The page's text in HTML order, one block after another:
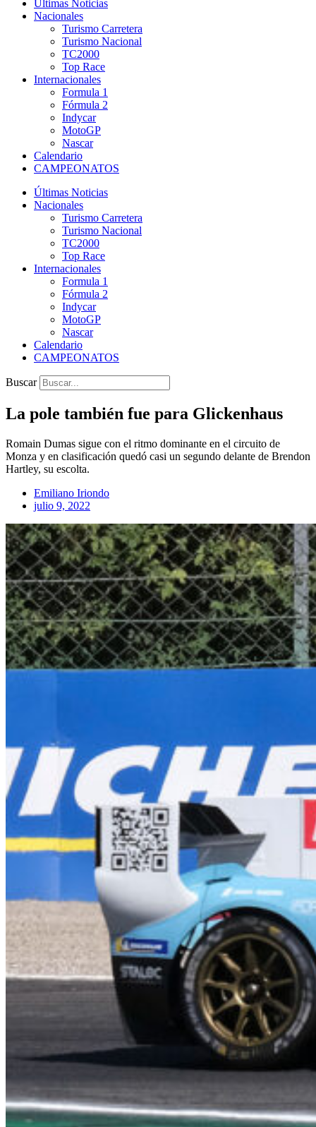
Últimas Noticias
Nacionales
Turismo Carretera
Turismo Nacional
TC2000
Top Race
Internacionales
Formula 1
Fórmula 2
Indycar
MotoGP
Nascar
Calendario
CAMPEONATOS
Últimas Noticias
Nacionales
Turismo Carretera
Turismo Nacional
TC2000
Top Race
Internacionales
Formula 1
Fórmula 2
Indycar
MotoGP
Nascar
Calendario
CAMPEONATOS
Buscar
La pole también fue para Glickenhaus
Romain Dumas sigue con el ritmo dominante en el circuito de
Monza y en clasificación quedó casi un segundo delante de Brendon
Hartley, su escolta.
Emiliano Iriondo
julio 9, 2022